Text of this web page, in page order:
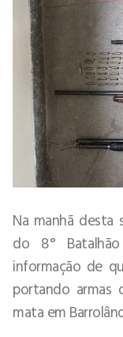
Na manhã desta
do 8°
informação de
portando armas
mata em